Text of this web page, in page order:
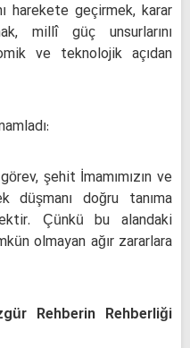
harekete geçirmek, karar
millî güç unsurlarını
ve teknolojik açıdan
şehit İmamımızın ve
düşmanı doğru tanıma
Çünkü bu alandaki
olmayan ağır zararlara
Rehberin Rehberliği